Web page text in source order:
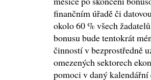
finančním úřadě či
okolo 60 % všech
bonusu bude tentokrát
činností v bezprostředně
omezených sektorech
pomoci v daný